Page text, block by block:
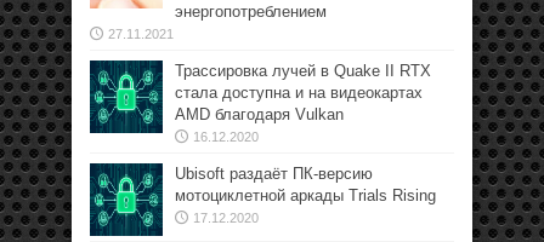
энергопотреблением
27.11.2021
Трассировка лучей в Quake II RTX
стала доступна и на видеокартах
AMD благодаря Vulkan
16.12.2020
Ubisoft раздаёт ПК-версию
мотоциклетной аркады Trials Rising
17.12.2020